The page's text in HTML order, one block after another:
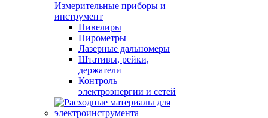
Измерительные приборы и
инструмент
Нивелиры
Пирометры
Лазерные дальномеры
Штативы, рейки,
держатели
Контроль
электроэнергии и сетей